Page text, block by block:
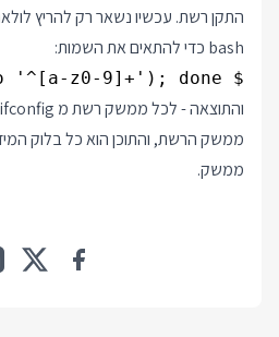
bash כדי להתאים את השמות:
$ for f in x??; do mv $f $(head -1 $f | egrep -o '^[a-z0-9]+'); done
ממשק.